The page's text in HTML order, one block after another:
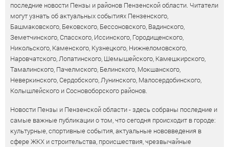
последние новости Пензы и районов Пензенской области. Читатели
могут узнать об актуальных событиях Пензенского,
Башмаковского, Бековского, Бессоновского, Вадинского,
Земетчинского, Спасского, Иссинского, Городищенского,
Никольского, Каменского, Кузнецкого, Нижнеломовского,
Наровчатского, Лопатинского, Шемышейского, Камешкирского,
Тамалинского, Пачелмского, Белинского, Мокшанского,
Неверкинского, Сердобского, Лунинского, Малосердобинского,
Колышлейского и Сосновоборского районов.
Новости Пензы и Пензенской области - здесь собраны последние и
самые важные публикации о том, что сегодня происходит в городе:
культурные, спортивные события, актуальные нововведения в
сфере ЖКХ и строительства, происшествия, чрезвычайные